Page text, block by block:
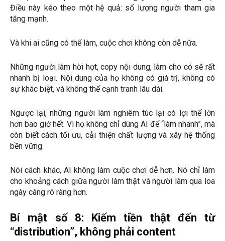
Điều này kéo theo một hệ quả: số lượng người tham gia
tăng mạnh.
Và khi ai cũng có thể làm, cuộc chơi không còn dễ nữa.
Những người làm hời hợt, copy nội dung, làm cho có sẽ rất
nhanh bị loại. Nội dung của họ không có giá trị, không có
sự khác biệt, và không thể cạnh tranh lâu dài.
Ngược lại, những người làm nghiêm túc lại có lợi thế lớn
hơn bao giờ hết. Vì họ không chỉ dùng AI để “làm nhanh”, mà
còn biết cách tối ưu, cải thiện chất lượng và xây hệ thống
bền vững.
Nói cách khác, AI không làm cuộc chơi dễ hơn. Nó chỉ làm
cho khoảng cách giữa người làm thật và người làm qua loa
ngày càng rõ ràng hơn.
Bí mật số 8: Kiếm tiền thật đến từ
“distribution”, không phải content